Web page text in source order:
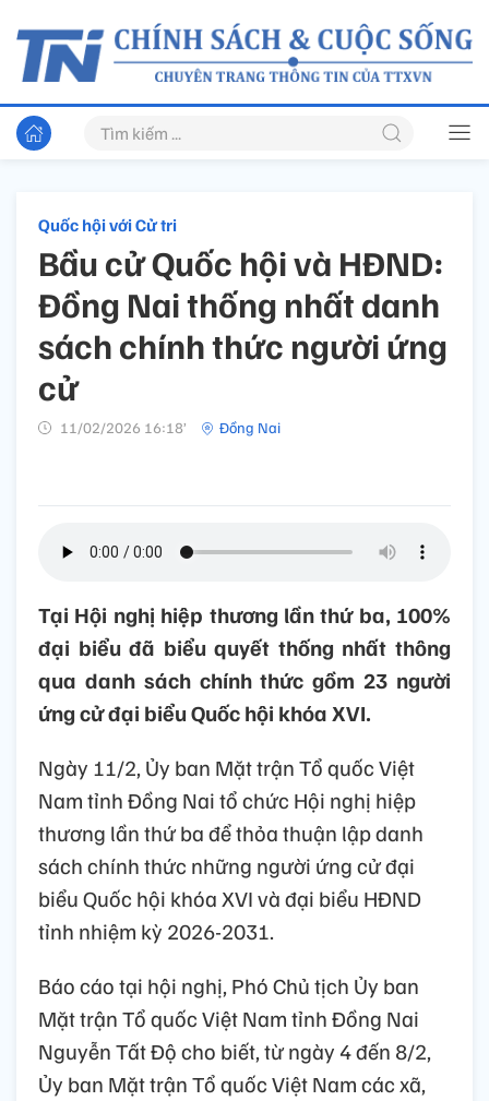
Quốc hội với Cử tri
Bầu cử Quốc hội và HĐND:
Đồng Nai thống nhất danh
sách chính thức người ứng
cử
11/02/2026 16:18’ Đồng Nai
Tại Hội nghị hiệp thương lần thứ ba, 100%
đại biểu đã biểu quyết thống nhất thông
qua danh sách chính thức gồm 23 người
ứng cử đại biểu Quốc hội khóa XVI.
Ngày 11/2, Ủy ban Mặt trận Tổ quốc Việt
Nam tỉnh Đồng Nai tổ chức Hội nghị hiệp
thương lần thứ ba để thỏa thuận lập danh
sách chính thức những người ứng cử đại
biểu Quốc hội khóa XVI và đại biểu HĐND
tỉnh nhiệm kỳ 2026-2031.
Báo cáo tại hội nghị, Phó Chủ tịch Ủy ban
Mặt trận Tổ quốc Việt Nam tỉnh Đồng Nai
Nguyễn Tất Độ cho biết, từ ngày 4 đến 8/2,
Ủy ban Mặt trận Tổ quốc Việt Nam các xã,